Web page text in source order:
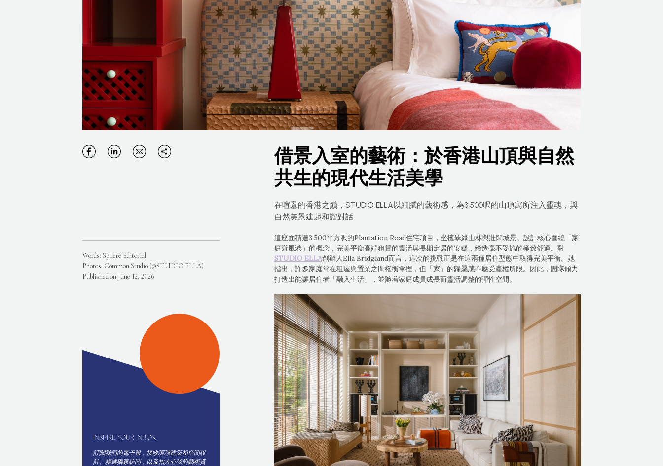
Words: Sphere Editorial
Photos: Common Studio (©STUDIO ELLA)
Published on June 12, 2026
INSPIRE YOUR INBOX
訂閱我們的電子報，接收環球建築和空間設
計、精選獨家訪問，以及扣人心弦的藝術資
借景入室的藝術：於香港山頂與自然
共生的現代生活美學
在喧囂的香港之巔，STUDIO ELLA以細膩的藝術感，為3,500呎的山頂寓所注入靈魂，與
自然美景建起和諧對話
這座面積達3,500平方呎的Plantation Road住宅項目，坐擁翠綠山林與壯闊城景。設計核心圍繞「家
庭避風港」的概念，完美平衡高端租賃的靈活與長期定居的安穩，締造毫不妥協的極致舒適。對
STUDIO ELLA創辦人Ella Bridgland而言，這次的挑戰正是在這兩種居住型態中取得完美平衡。她
指出，許多家庭常在租屋與置業之間權衡拿捏，但「家」的歸屬感不應受產權所限。因此，團隊傾力
打造出能讓居住者「融入生活」，並隨着家庭成員成長而靈活調整的彈性空間。